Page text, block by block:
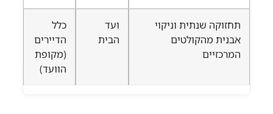
תחזוקה שנתית וניקוי
אבנית מהקולטים
המרכזיים
ועד
הבית
כלל
הדיירים
(מקופת
הוועד)